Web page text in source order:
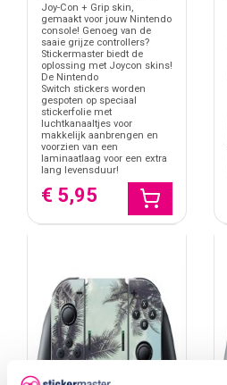
Joy-Con + Grip skin,
gemaakt voor jouw Nintendo
console! Genoeg van de
saaie grijze controllers?
Stickermaster biedt de
oplossing met Joycon skins!
De Nintendo
Switch stickers worden
gespoten op speciaal
stickerfolie met
luchtkanaaltjes voor
makkelijk aanbrengen en
voorzien van een
laminaatlaag voor een extra
lang levensduur!
€ 5,95